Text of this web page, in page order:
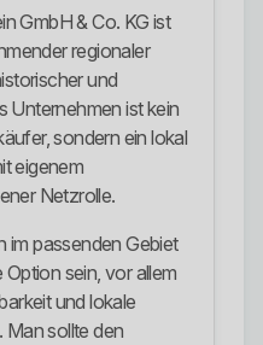
GmbH & Co. KG ist
regionaler
und
Unternehmen ist kein
sondern ein lokal
eigenem
Netzrolle.
im passenden Gebiet
sein, vor allem
und lokale
Man sollte den